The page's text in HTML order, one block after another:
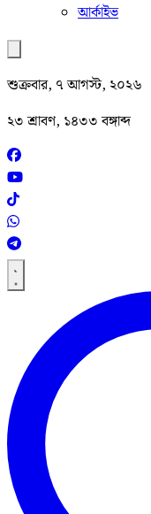
আর্কাইভ
শুক্রবার, ৭ আগস্ট, ২০২৬
২৩ শ্রাবণ, ১৪৩৩ বঙ্গাব্দ